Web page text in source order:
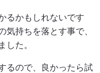
るかもしれないです
気持ちを落とす事で、
した。
るので、良かったら試